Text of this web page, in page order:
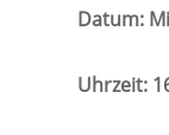
Datum:
Uhrzeit: